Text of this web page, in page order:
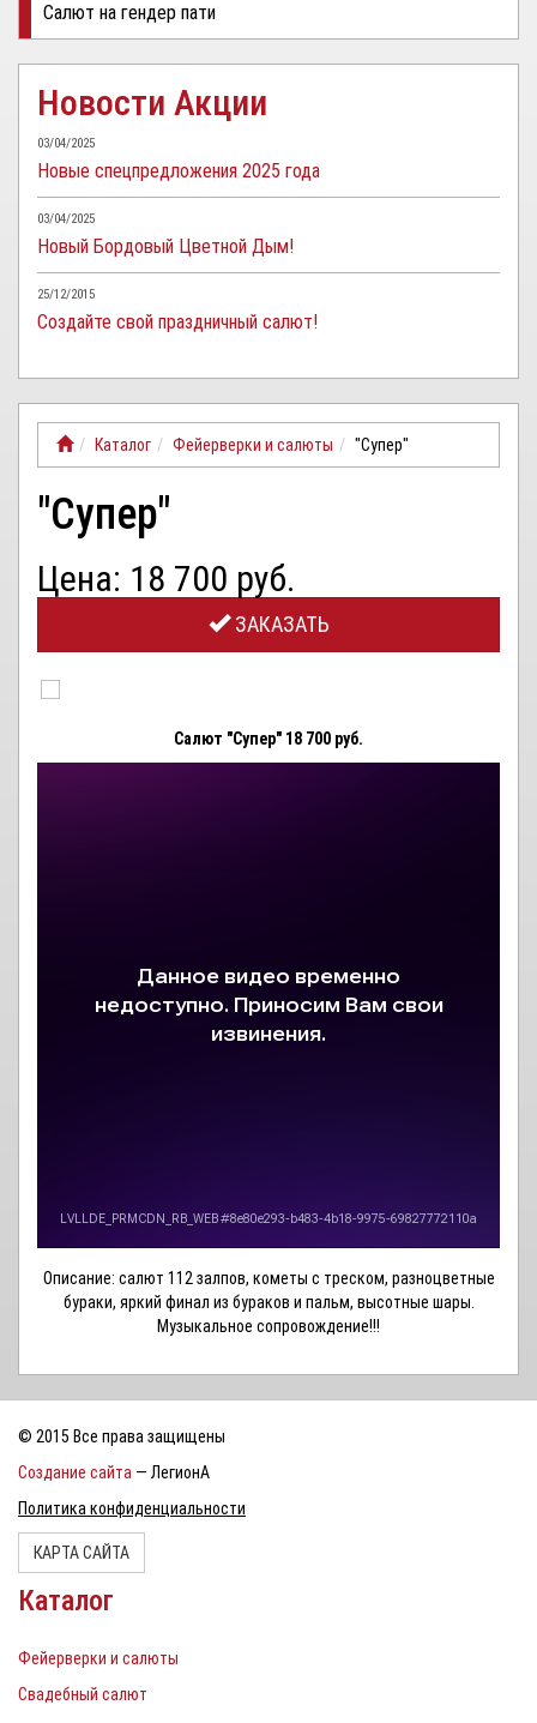
Салют на гендер пати
Новости Акции
03/04/2025
Новые спецпредложения 2025 года
03/04/2025
Новый Бордовый Цветной Дым!
25/12/2015
Создайте свой праздничный салют!
Каталог Фейерверки и салюты "Супер"
"Супер"
Цена: 18 700 руб.
ЗАКАЗАТЬ
Салют "Супер" 18 700 руб.
Описание: салют 112 залпов, кометы с треском, разноцветные
бураки, яркий финал из бураков и пальм, высотные шары.
Музыкальное сопровождение!!!
© 2015 Все права защищены
Создание сайта — ЛегионА
Политика конфиденциальности
КАРТА САЙТА
Каталог
Фейерверки и салюты
Свадебный салют